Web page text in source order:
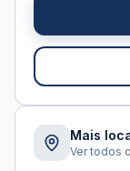
Mais
Ver todos